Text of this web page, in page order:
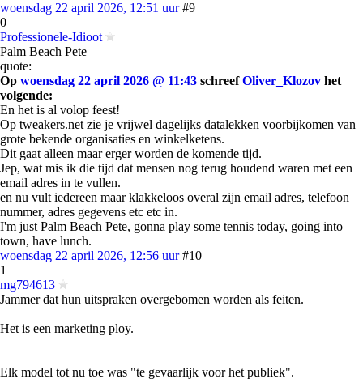
woensdag 22 april 2026, 12:51 uur #9
0
Professionele-Idioot
Palm Beach Pete
quote:
Op woensdag 22 april 2026 @ 11:43 schreefOliver_Klozov het
volgende:
En het is al volop feest!
Op tweakers.net zie je vrijwel dagelijks datalekken voorbijkomen van
grote bekende organisaties en winkelketens.
Dit gaat alleen maar erger worden de komende tijd.
Jep, wat mis ik die tijd dat mensen nog terug houdend waren met een
email adres in te vullen.
en nu vult iedereen maar klakkeloos overal zijn email adres, telefoon
nummer, adres gegevens etc etc in.
I'm just Palm Beach Pete, gonna play some tennis today, going into
town, have lunch.
woensdag 22 april 2026, 12:56 uur #10
1
mg794613
Jammer dat hun uitspraken overgebomen worden als feiten.
Het is een marketing ploy.
Elk model tot nu toe was "te gevaarlijk voor het publiek".